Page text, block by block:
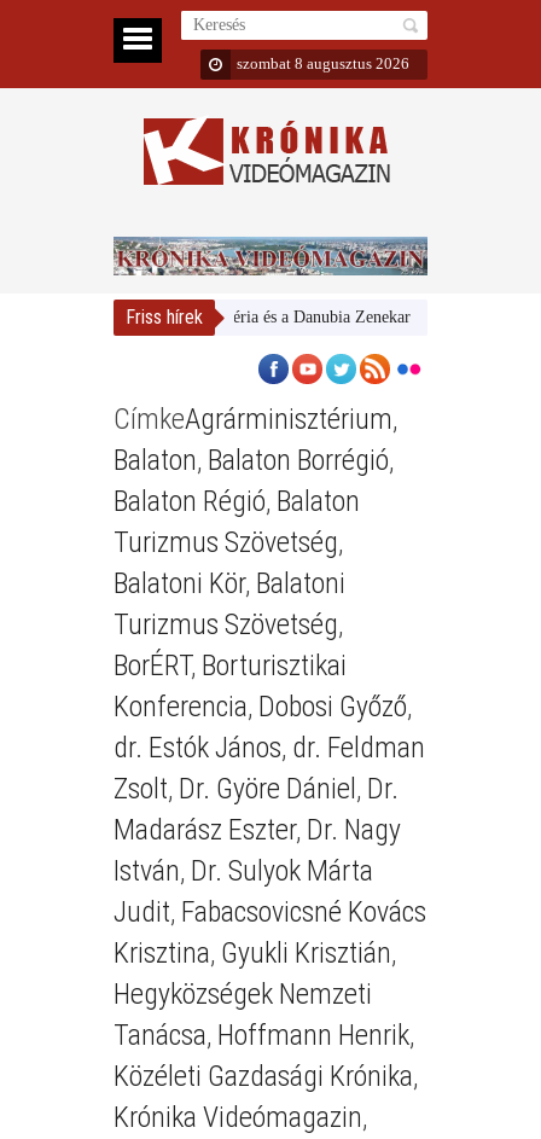
szombat 8 augusztus 2026
Friss hírek
Magyar Nemzeti Galéria és a Danubia Zenekar
CímkeAgrárminisztérium,
Balaton, Balaton Borrégió,
Balaton Régió, Balaton
Turizmus Szövetség,
Balatoni Kör, Balatoni
Turizmus Szövetség,
BorÉRT, Borturisztikai
Konferencia, Dobosi Győző,
dr. Estók János, dr. Feldman
Zsolt, Dr. Györe Dániel , Dr.
Madarász Eszter, Dr. Nagy
István, Dr. Sulyok Márta
Judit, Fabacsovicsné Kovács
Krisztina, Gyukli Krisztián,
Hegyközségek Nemzeti
Tanácsa, Hoffmann Henrik,
Közéleti Gazdasági Krónika,
Krónika Videómagazin,